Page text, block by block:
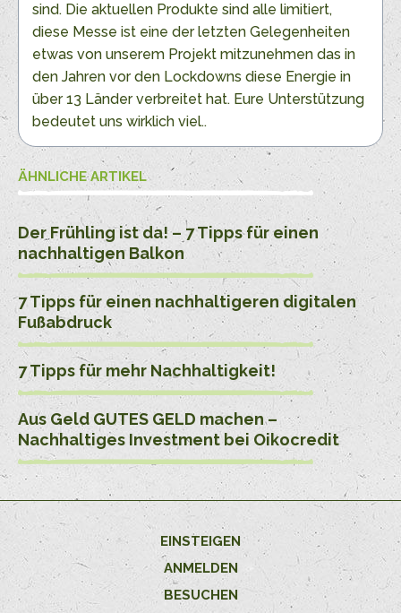
sind. Die aktuellen Produkte sind alle limitiert,
diese Messe ist eine der letzten Gelegenheiten
etwas von unserem Projekt mitzunehmen das in
den Jahren vor den Lockdowns diese Energie in
über 13 Länder verbreitet hat. Eure Unterstützung
bedeutet uns wirklich viel..
ÄHNLICHE ARTIKEL
Der Frühling ist da! – 7 Tipps für einen
nachhaltigen Balkon
7 Tipps für einen nachhaltigeren digitalen
Fußabdruck
7 Tipps für mehr Nachhaltigkeit!
Aus Geld GUTES GELD machen –
Nachhaltiges Investment bei Oikocredit
EINSTEIGEN
ANMELDEN
BESUCHEN